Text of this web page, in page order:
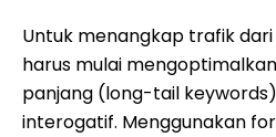
Untuk menangkap trafik
harus mulai
panjang (long-tail
interogatif. Menggunakan